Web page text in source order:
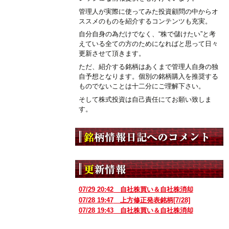
管理人が実際に使ってみた投資顧問の中からオ
ススメのものを紹介するコンテンツも充実。
自分自身の為だけでなく、“株で儲けたい”と考
えている全ての方のためになればと思って日々
更新させて頂きます。
ただ、紹介する銘柄はあくまで管理人自身の独
自予想となります。個別の銘柄購入を推奨する
ものでないことは十二分にご理解下さい。
そして株式投資は自己責任にてお願い致しま
す。
07/29 20:42自社株買い＆自社株消却
07/28 19:47上方修正発表銘柄[7/28]
07/28 19:43自社株買い＆自社株消却